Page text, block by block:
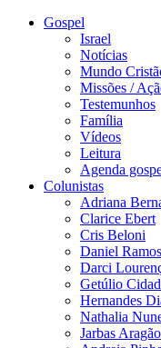
Gospel
Israel
Notícias
Mundo
Missões /
Testemunhos
Família
Vídeos
Leitura
Agenda
Colunistas
Adriana
Clarice Ebert
Cris Beloni
Daniel Ramos
Darci
Getúlio
Hernandes
Nathalia
Jarbas Aragão